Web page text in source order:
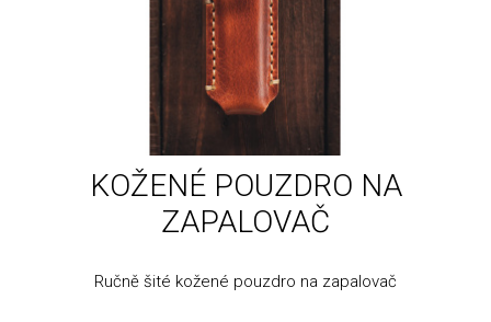
KOŽENÉ POUZDRO NA
ZAPALOVAČ
Ručně šité kožené pouzdro na zapalovač